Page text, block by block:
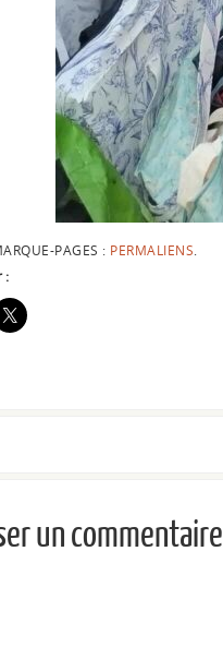
PAGES : PERMALIENS
:
un commentaire